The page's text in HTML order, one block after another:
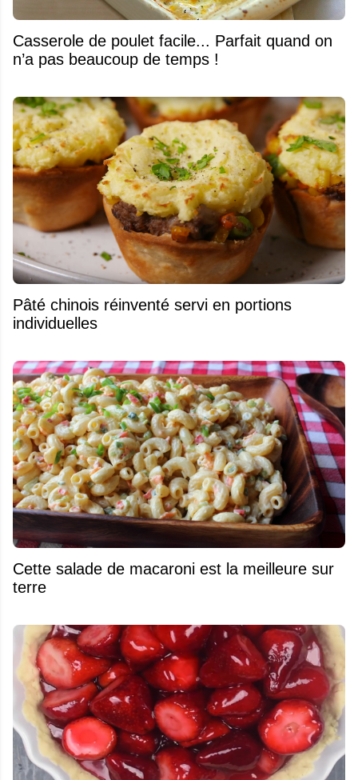
Casserole de poulet facile... Parfait quand on
n’a pas beaucoup de temps !
Pâté chinois réinventé servi en portions
individuelles
Cette salade de macaroni est la meilleure sur
terre